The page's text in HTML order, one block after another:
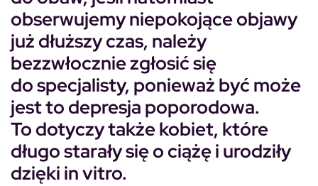
obserwujemy niepokojące objawy
już dłuższy czas, należy
bezzwłocznie zgłosić się
do specjalisty, ponieważ być może
jest to depresja poporodowa.
To dotyczy także kobiet, które
długo starały się o ciążę i urodziły
dzięki in vitro.